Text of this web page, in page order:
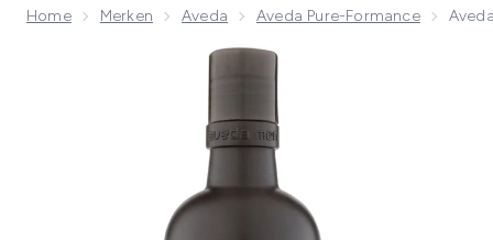
Home Merken Aveda Aveda Pure-Formance
Now showing image 1 Aveda Men Pure-Formance Shampoo